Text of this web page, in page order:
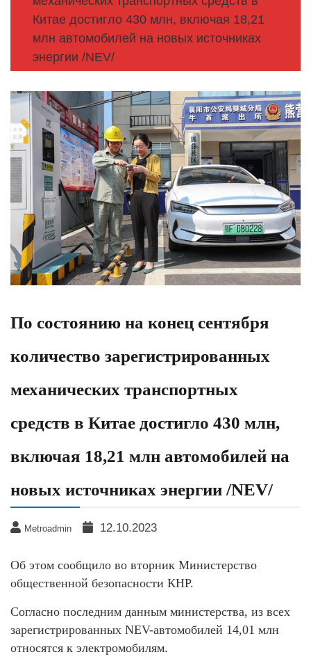
Китае достигло 430 млн, включая 18,21
млн автомобилей на новых источниках
энергии /NEV/
По состоянию на конец сентября
количество зарегистрированных
механических транспортных
средств в Китае достигло 430 млн,
включая 18,21 млн автомобилей на
новых источниках энергии /NEV/
Metroadmin 12.10.2023
Об этом сообщило во вторник Министерство
общественной безопасности КНР.
Согласно последним данным министерства, из всех
зарегистрированных NEV-автомобилей 14,01 млн
относятся к электромобилям.